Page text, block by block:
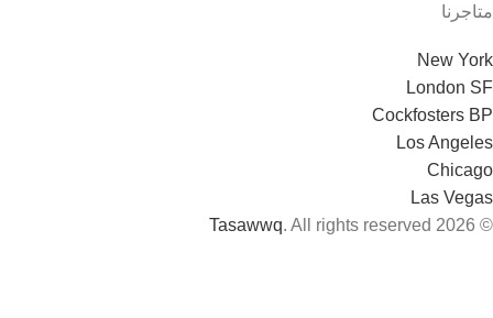
متاجرنا
New York
London SF
Cockfosters BP
Los Angeles
Chicago
Las Vegas
© 2026
Tasawwq. All rights reserved